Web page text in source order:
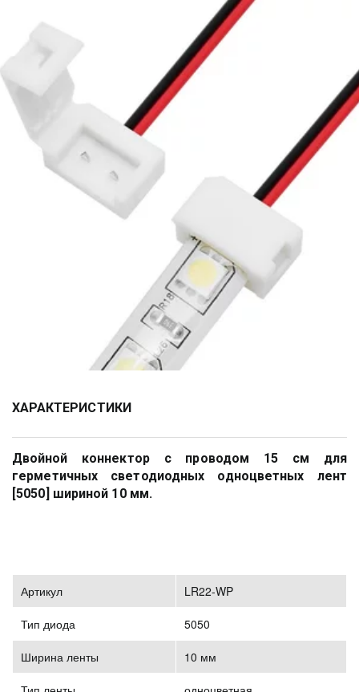
ХАРАКТЕРИСТИКИ
Двойной коннектор с проводом 15 см для
герметичных светодиодных одноцветных лент
[5050] шириной 10 мм.
Артикул LR22-WP
Тип диода 5050
Ширина ленты 10 мм